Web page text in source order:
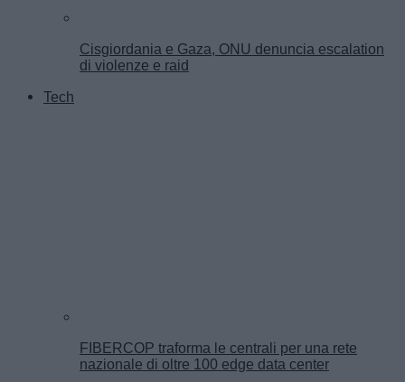
Cisgiordania e Gaza, ONU denuncia escalation
di violenze e raid
Tech
FIBERCOP traforma le centrali per una rete
nazionale di oltre 100 edge data center